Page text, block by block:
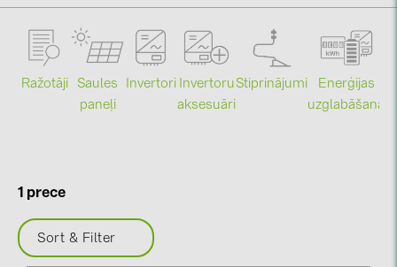
SOLAR-PLANIT
Jaunumi
Katalogi
Ražotāji
Saules
paneļi
Invertori Invertoru
aksesuāri
Stiprinājumi
Enerģijas
uzglabāšana
1 prece
Sort & Filter